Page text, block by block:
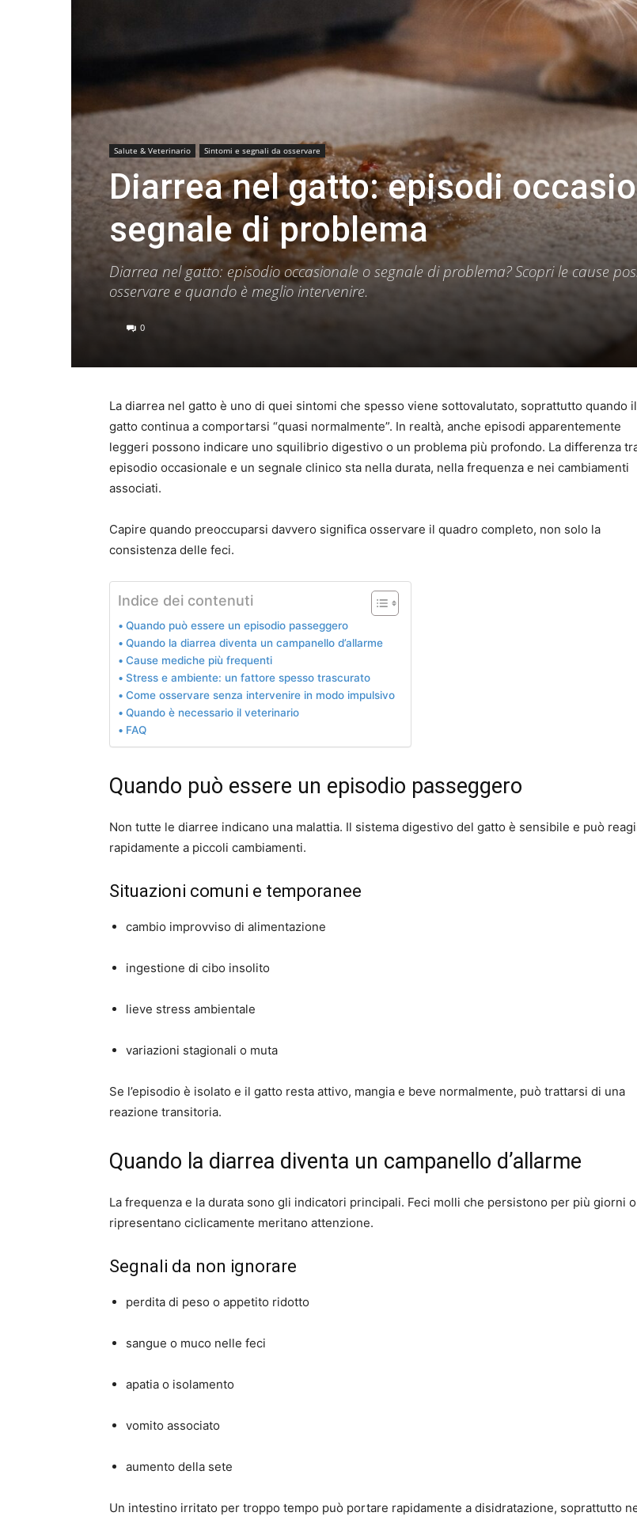
Salute & Veterinario Sintomi e segnali da osservare
Diarrea nel gatto: episodi
segnale di problema
Diarrea nel gatto: episodio occasionale o segnale di problema? Scopri le cause
osservare e quando è meglio intervenire.
0
La diarrea nel gatto è uno di quei sintomi che spesso viene sottovalutato, soprattutto quando il
gatto continua a comportarsi “quasi normalmente”. In realtà, anche episodi apparentemente
leggeri possono indicare uno squilibrio digestivo o un problema più profondo. La differenza
episodio occasionale e un segnale clinico sta nella durata, nella frequenza e nei cambiamenti
associati.
Capire quando preoccuparsi davvero significa osservare il quadro completo, non solo la
consistenza delle feci.
Indice dei contenuti
Quando può essere un episodio passeggero
Quando la diarrea diventa un campanello d’allarme
Cause mediche più frequenti
Stress e ambiente: un fattore spesso trascurato
Come osservare senza intervenire in modo impulsivo
Quando è necessario il veterinario
FAQ
Quando può essere un episodio passeggero
Non tutte le diarree indicano una malattia. Il sistema digestivo del gatto è sensibile e può
rapidamente a piccoli cambiamenti.
Situazioni comuni e temporanee
cambio improvviso di alimentazione
ingestione di cibo insolito
lieve stress ambientale
variazioni stagionali o muta
Se l’episodio è isolato e il gatto resta attivo, mangia e beve normalmente, può trattarsi di una
reazione transitoria.
Quando la diarrea diventa un campanello d’allarme
La frequenza e la durata sono gli indicatori principali. Feci molli che persistono per più giorni
ripresentano ciclicamente meritano attenzione.
Segnali da non ignorare
perdita di peso o appetito ridotto
sangue o muco nelle feci
apatia o isolamento
vomito associato
aumento della sete
Un intestino irritato per troppo tempo può portare rapidamente a disidratazione, soprattutto